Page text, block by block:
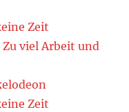
Zeit
Zu viel Arbeit und
Zeit